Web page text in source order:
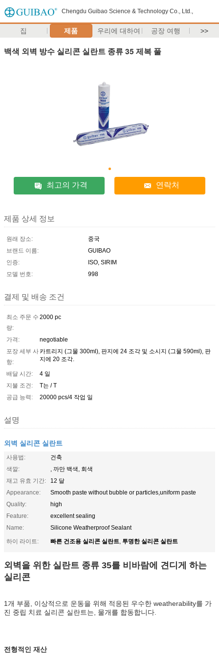
Chengdu Guibao Science & Technology Co., Ltd.,
집 제품 우리에 대하여 공장 여행 >>
백색 외벽 방수 실리콘 실란트 종류 35 제복 풀
최고의 가격 연락처
제품 상세 정보
원래 장소:
중국
브랜드 이름:
GUIBAO
인증:
ISO, SIRIM
모델 번호:
998
결제 및 배송 조건
최소 주문 수
량:
2000 pc
가격:
negotiable
포장 세부 사
항:
카트리지 (그물 300ml), 판지에 24 조각 및 소시지 (그물 590ml), 판
지에 20 조각.
배달 시간:
4 일
지불 조건:
T는 / T
공급 능력:
20000 pcs/4 작업 일
설명
외벽 실리콘 실란트
사용법:
건축
색깔:
, 까만 백색, 회색
재고 유효 기간:
12 달
Appearance:
Smooth paste without bubble or particles,uniform paste
Quality:
high
Feature:
excellent sealing
Name:
Silicone Weatherproof Sealant
하이 라이트:
빠른 건조용 실리콘 실란트, 투명한 실리콘 실란트
외벽을 위한 실란트 종류 35를 비바람에 견디게 하는
실리콘
1개 부품, 이상적으로 운동을 위해 적응된 우수한 weatherability를 가
진 중립 치료 실리콘 실란트는, 물개를 합동합니다.
전형적인 재산